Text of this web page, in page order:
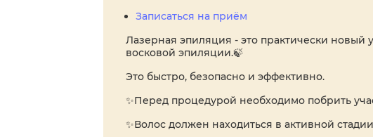
Записаться на приём
Лазерная эпиляция - это практически
восковой эпиляции.🍃
Это быстро, безопасно и эффективно.
✨Перед процедурой необходимо побрить
✨Волос должен находиться в активной